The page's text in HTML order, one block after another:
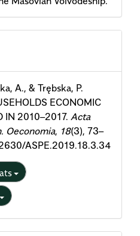
A., & Trębska, P.
ECONOMIC
IN 2010–2017. Acta
Oeconomia, 18(3), 73–
ASPE.2019.18.3.34